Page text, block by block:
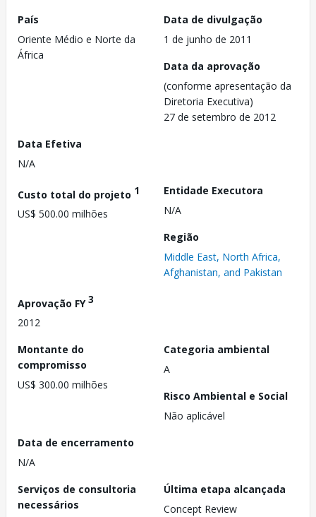
País
Oriente Médio e Norte da
África
Data de divulgação
1 de junho de 2011
Data da aprovação
(conforme apresentação da
Diretoria Executiva)
27 de setembro de 2012
Data Efetiva
N/A
Custo total do projeto 1
US$ 500.00 milhões
Entidade Executora
N/A
Região
Middle East, North Africa,
Afghanistan, and Pakistan
Aprovação FY3
2012
Montante do
compromisso
US$ 300.00 milhões
Categoria ambiental
A
Risco Ambiental e Social
Não aplicável
Data de encerramento
N/A
Serviços de consultoria
necessários
Última etapa alcançada
Concept Review